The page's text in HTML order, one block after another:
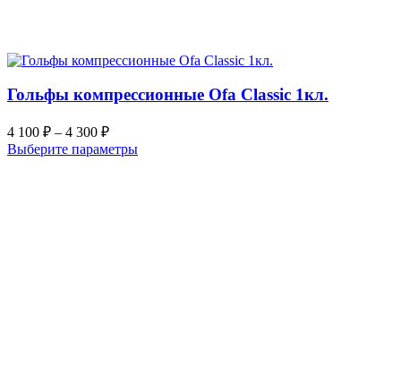
Гольфы компрессионные Ofa Classic 1кл.
4 100 ₽ – 4 300 ₽
Выберите параметры